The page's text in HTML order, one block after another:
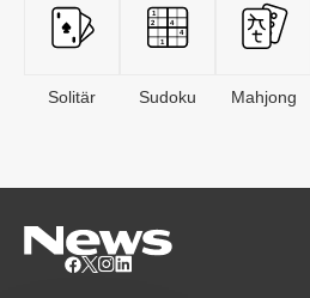
Solitär Sudoku Mahjong